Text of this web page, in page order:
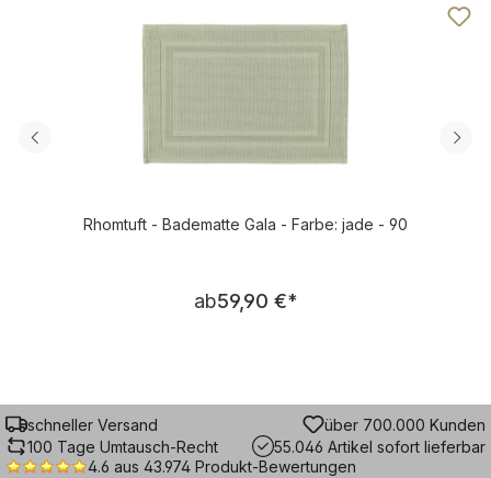
Rhomtuft - Badematte Gala - Farbe: jade - 90
Regulärer Preis:
ab59,90 €*
schneller Versand
über 700.000 Kunden
100 Tage Umtausch-Recht
55.046 Artikel sofort lieferbar
4.6 aus 43.974 Produkt-Bewertungen